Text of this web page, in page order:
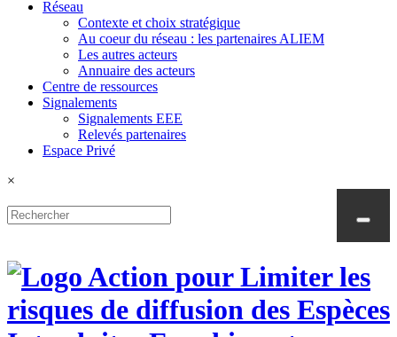
Réseau
Contexte et choix stratégique
Au coeur du réseau : les partenaires ALIEM
Les autres acteurs
Annuaire des acteurs
Centre de ressources
Signalements
Signalements EEE
Relevés partenaires
Espace Privé
×